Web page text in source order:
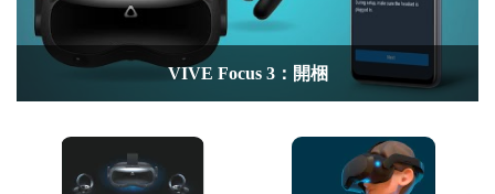
VIVE Focus 3：開梱
VIVE Focus 3：はじめましょう
VIVE Focus 3：ヘッドセットとコントローラー
VIVE マネージャーアプリを使用する
VR 画面をテレビに映し出す
キオスクモードの設定
VIVE Focus 3でハンドトラッキングを使用する
VIVE Focus3でスクリーンショットを撮影し動画を録
画する